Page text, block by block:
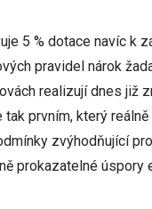
5 % dotace navíc k
pravidel nárok
realizují dnes již
tak prvním, který
zvýhodňující
prokazatelné úspory